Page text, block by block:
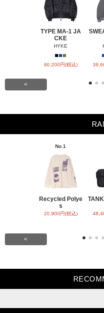
TYPE MA-1 JA
CKE
HYKE
■■■
90,200円(税込)
<
No.1
Recycled Polye
s
20,900円(税込)
<